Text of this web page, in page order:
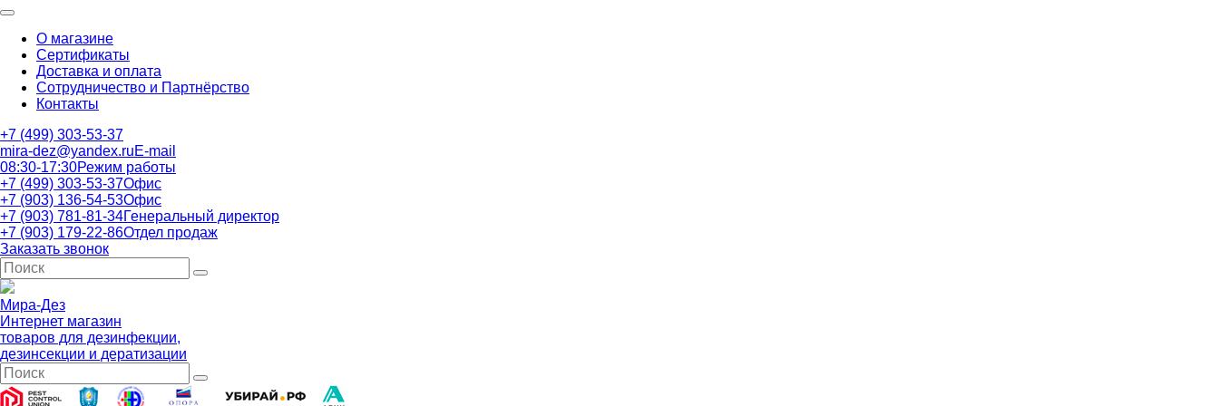
О магазине
Сертификаты
Доставка и оплата
Сотрудничество и Партнёрство
Контакты
+7 (499) 303-53-37
mira-dez@yandex.ruE-mail
08:30-17:30Режим работы
+7 (499) 303-53-37Офис
+7 (903) 136-54-53Офис
+7 (903) 781-81-34Генеральный директор
+7 (903) 179-22-86Отдел продаж
Заказать звонок
Мира-Дез
Интернет магазин
товаров для дезинфекции,
дезинсекции и дератизации